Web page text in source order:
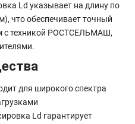
Ld указывает на длину по
что обеспечивает точный
с техникой РОСТСЕЛЬМАШ,
для широкого спектра
Ld гарантирует